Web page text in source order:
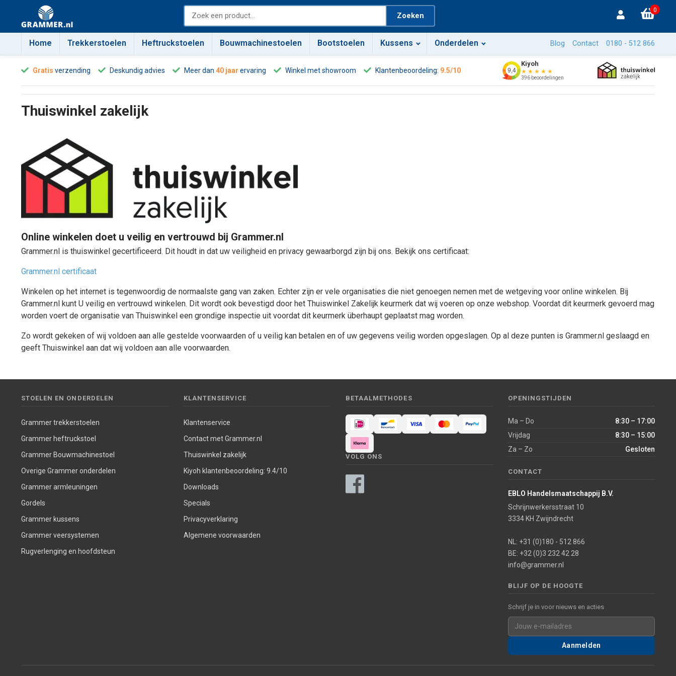
Zoeken
0
Home Trekkerstoelen Heftruckstoelen Bouwmachinestoelen Bootstoelen Kussens Onderdelen Blog Contact 0180 - 512 866
Gratis verzending Deskundig advies Meer dan 40 jaar ervaring Winkel met showroom Klantenbeoordeling: 9.5/10 9,4
Kiyoh
★★★★★
396 beoordelingen
Thuiswinkel zakelijk
Online winkelen doet u veilig en vertrouwd bij Grammer.nl
Grammer.nl is thuiswinkel gecertificeerd. Dit houdt in dat uw veiligheid en privacy gewaarborgd zijn bij ons. Bekijk ons certificaat:
Grammer.nl certificaat
Winkelen op het internet is tegenwoordig de normaalste gang van zaken. Echter zijn er vele organisaties die niet genoegen nemen met de wetgeving voor online winkelen. Bij
Grammer.nl kunt U veilig en vertrouwd winkelen. Dit wordt ook bevestigd door het Thuiswinkel Zakelijk keurmerk dat wij voeren op onze webshop. Voordat dit keurmerk gevoerd mag
worden voert de organisatie van Thuiswinkel een grondige inspectie uit voordat dit keurmerk überhaupt geplaatst mag worden.
Zo wordt gekeken of wij voldoen aan alle gestelde voorwaarden of u veilig kan betalen en of uw gegevens veilig worden opgeslagen. Op al deze punten is Grammer.nl geslaagd en
geeft Thuiswinkel aan dat wij voldoen aan alle voorwaarden.
STOELEN EN ONDERDELEN
Grammer trekkerstoelen
Grammer heftruckstoel
Grammer Bouwmachinestoel
Overige Grammer onderdelen
Grammer armleuningen
Gordels
Grammer kussens
Grammer veersystemen
Rugverlenging en hoofdsteun
KLANTENSERVICE
Klantenservice
Contact met Grammer.nl
Thuiswinkel zakelijk
Kiyoh klantenbeoordeling: 9.4/10
Downloads
Specials
Privacyverklaring
Algemene voorwaarden
BETAALMETHODES
VOLG ONS
OPENINGSTIJDEN
Ma – Do
8:30 – 17:00
Vrijdag
8:30 – 15:00
Za – Zo
Gesloten
CONTACT
EBLO Handelsmaatschappij B.V.
Schrijnwerkersstraat 10
3334 KH Zwijndrecht
NL: +31 (0)180 - 512 866
BE: +32 (0)3 232 42 28
info@grammer.nl
BLIJF OP DE HOOGTE
Schrijf je in voor nieuws en acties
Aanmelden